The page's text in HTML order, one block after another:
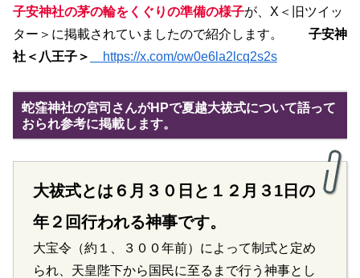
子安神社の茅の輪をくぐりの準備の様子が、X＜旧ツイッ
ター＞に掲載されていましたので紹介します。 子安神
社＜八王子＞
https://x.com/ow0e6la2lcq2s2s
蛇窪神社の宮司さんがHPで夏越大祓式について語って
おられ参考に掲載します。
大祓式とは６月３０日と１２月３1日の
年２回行われる神事です。
大宝令（約１、３００年前）によって制式と定め
られ、天皇陛下から国民に至るまで行う神事とし